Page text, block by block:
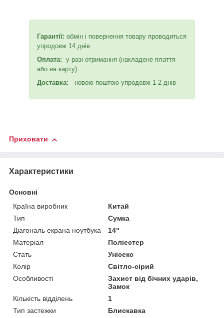
Гарантії: обмін і повернення товару проводиться
упродовж 14 днів
Оплата: у разі отримання (накладене плаття
або на карту)
Доставка:
новою поштою упродовж 1-2 днів
Приховати
Характеристики
Основні
Країна виробник
Китай
Тип
Сумка
Діагональ екрана ноутбука
14"
Матеріал
Поліестер
Стать
Унісекс
Колір
Світло-сірий
Особливості
Захист від бічних ударів,
Замок
Кількість відділень
1
Тип застежки
Блискавка